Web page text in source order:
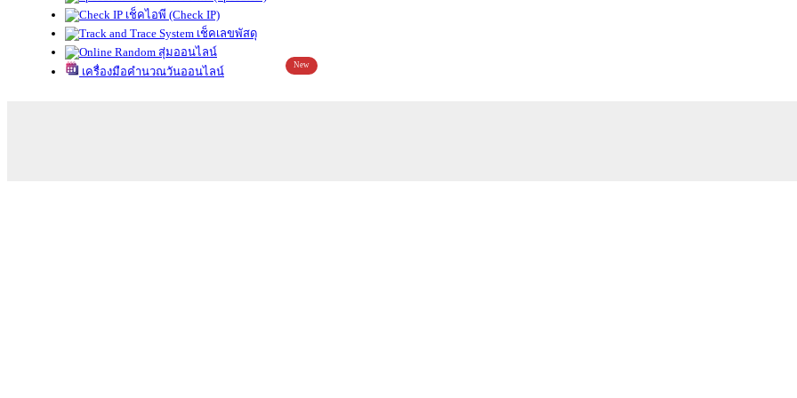
เช็คไอพี (Check IP)
เช็คเลขพัสดุ
สุ่มออนไลน์
เครื่องมือคำนวณวันออนไลน์
New